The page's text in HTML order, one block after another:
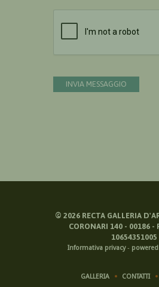
INVIA MESSAGGIO
© 2026RECTA GALLERIA
CORONARI 140 - 00186 -
10654351005
Informativa privacy-
GALLERIA CONTATTI